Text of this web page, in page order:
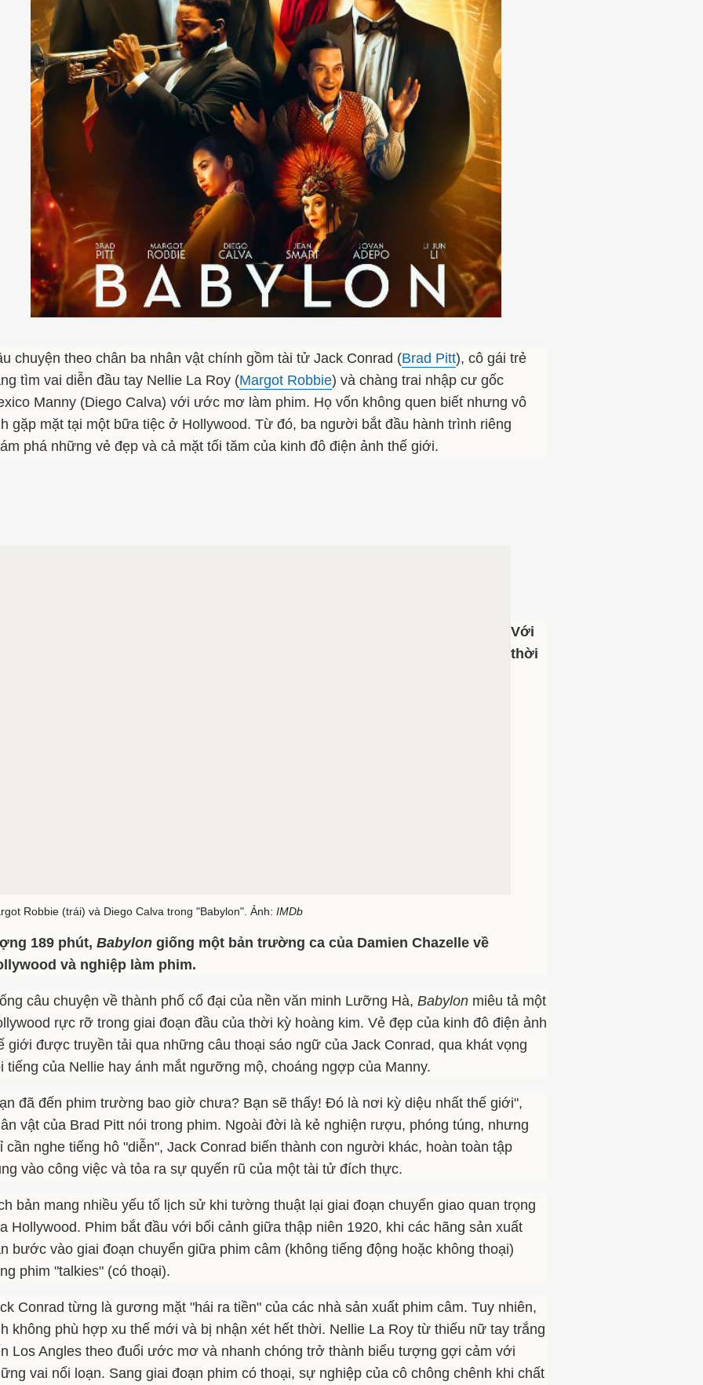
chuyện theo chân ba nhân vật chính gồm tài tử Jack Conrad (Brad Pitt), cô gái trẻ
tìm vai diễn đầu tay Nellie La Roy (Margot Robbie) và chàng trai nhập cư gốc
Manny (Diego Calva) với ước mơ làm phim. Họ vốn không quen biết nhưng vô
gặp mặt tại một bữa tiệc ở Hollywood. Từ đó, ba người bắt đầu hành trình riêng
phá những vẻ đẹp và cả mặt tối tăm của kinh đô điện ảnh thế giới.
Robbie (trái) và Diego Calva trong "Babylon". Ảnh: IMDb
Với
thời
189 phút, Babylon giống một bản trường ca của Damien Chazelle về
và nghiệp làm phim.
câu chuyện về thành phố cổ đại của nền văn minh Lưỡng Hà, Babylon miêu tả một
rực rỡ trong giai đoạn đầu của thời kỳ hoàng kim. Vẻ đẹp của kinh đô điện ảnh
giới được truyền tải qua những câu thoại sáo ngữ của Jack Conrad, qua khát vọng
tiếng của Nellie hay ánh mắt ngưỡng mộ, choáng ngợp của Manny.
đã đến phim trường bao giờ chưa? Bạn sẽ thấy! Đó là nơi kỳ diệu nhất thế giới",
vật của Brad Pitt nói trong phim. Ngoài đời là kẻ nghiện rượu, phóng túng, nhưng
cần nghe tiếng hô "diễn", Jack Conrad biến thành con người khác, hoàn toàn tập
vào công việc và tỏa ra sự quyến rũ của một tài tử đích thực.
bản mang nhiều yếu tố lịch sử khi tường thuật lại giai đoạn chuyển giao quan trọng
Hollywood. Phim bắt đầu với bối cảnh giữa thập niên 1920, khi các hãng sản xuất
bước vào giai đoạn chuyển giữa phim câm (không tiếng động hoặc không thoại)
phim "talkies" (có thoại).
Conrad từng là gương mặt "hái ra tiền" của các nhà sản xuất phim câm. Tuy nhiên,
không phù hợp xu thế mới và bị nhận xét hết thời. Nellie La Roy từ thiếu nữ tay trắng
Los Angles theo đuổi ước mơ và nhanh chóng trở thành biểu tượng gợi cảm với
vai nổi loạn. Sang giai đoạn phim có thoại, sự nghiệp của cô chông chênh khi chất